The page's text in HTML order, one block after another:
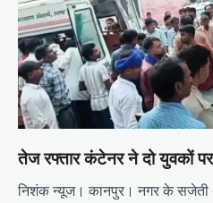
i
g
a
t
i
o
तेज रफ्तार कंटेनर ने दो युवकों पर
निशंक न्यूज। कानपुर। नगर के सजेती